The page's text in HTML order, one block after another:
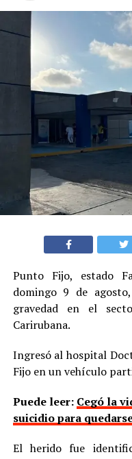
Punto Fijo, estado
domingo 9 de
gravedad en el
Carirubana.
Ingresó al hospital
Fijo en un vehículo
Puede leer: Cegó la
suicidio para
El herido fue